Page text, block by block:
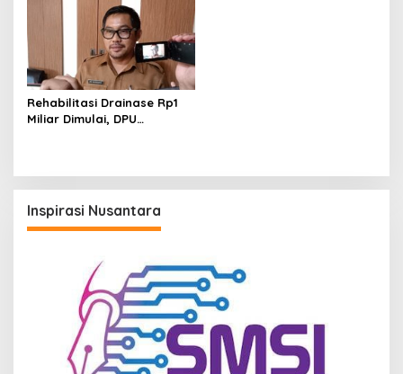
Rehabilitasi Drainase Rp1
Miliar Dimulai, DPU
Inspirasi Nusantara